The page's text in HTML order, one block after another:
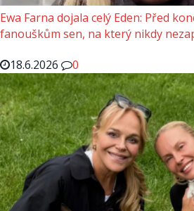
Ewa Farna dojala celý Eden: Před
fanouškům sen, na který nikdy
18.6.2026
0